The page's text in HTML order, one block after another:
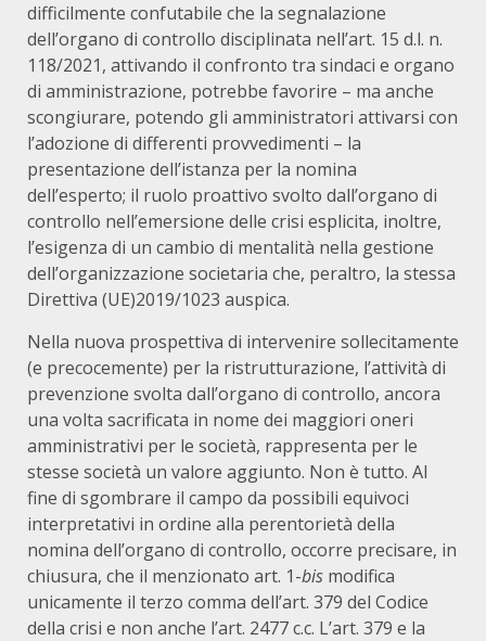
difficilmente confutabile che la segnalazione
dell’organo di controllo disciplinata nell’art. 15 d.l. n.
118/2021, attivando il confronto tra sindaci e organo
di amministrazione, potrebbe favorire – ma anche
scongiurare, potendo gli amministratori attivarsi con
l’adozione di differenti provvedimenti – la
presentazione dell’istanza per la nomina
dell’esperto; il ruolo proattivo svolto dall’organo di
controllo nell’emersione delle crisi esplicita, inoltre,
l’esigenza di un cambio di mentalità nella gestione
dell’organizzazione societaria che, peraltro, la stessa
Direttiva (UE)2019/1023 auspica.
Nella nuova prospettiva di intervenire sollecitamente
(e precocemente) per la ristrutturazione, l’attività di
prevenzione svolta dall’organo di controllo, ancora
una volta sacrificata in nome dei maggiori oneri
amministrativi per le società, rappresenta per le
stesse società un valore aggiunto. Non è tutto. Al
fine di sgombrare il campo da possibili equivoci
interpretativi in ordine alla perentorietà della
nomina dell’organo di controllo, occorre precisare, in
chiusura, che il menzionato art. 1-bis modifica
unicamente il terzo comma dell’art. 379 del Codice
della crisi e non anche l’art. 2477 c.c. L’art. 379 e la